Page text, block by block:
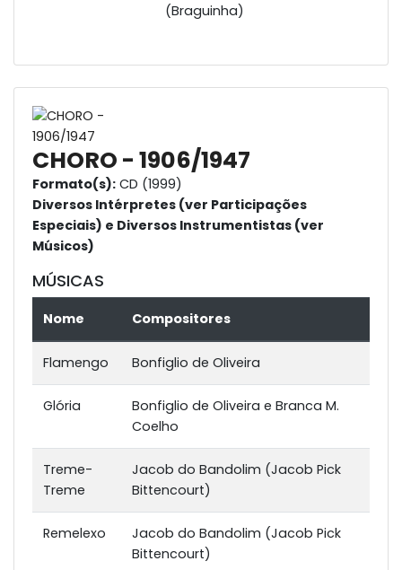
(Braguinha)
CHORO - 1906/1947
Formato(s): CD (1999)
Diversos Intérpretes (ver Participações
Especiais) e Diversos Instrumentistas (ver
Músicos)
MÚSICAS
Nome Compositores
Flamengo Bonfiglio de Oliveira
Glória
Bonfiglio de Oliveira e Branca M.
Coelho
Treme-
Treme
Jacob do Bandolim (Jacob Pick
Bittencourt)
Remelexo
Jacob do Bandolim (Jacob Pick
Bittencourt)